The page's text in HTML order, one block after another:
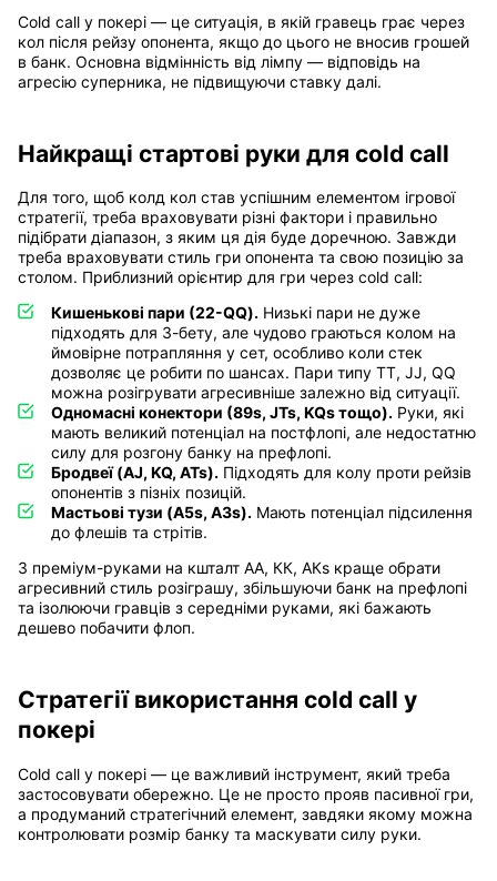
Cold call у покері — це ситуація, в якій гравець грає через
кол після рейзу опонента, якщо до цього не вносив грошей
в банк. Основна відмінність від лімпу — відповідь на
агресію суперника, не підвищуючи ставку далі.
Найкращі стартові руки для cold call
Для того, щоб колд кол став успішним елементом ігрової
стратегії, треба враховувати різні фактори і правильно
підібрати діапазон, з яким ця дія буде доречною. Завжди
треба враховувати стиль гри опонента та свою позицію за
столом. Приблизний орієнтир для гри через cold call:
Кишенькові пари (22-QQ). Низькі пари не дуже
підходять для 3-бету, але чудово граються колом на
ймовірне потрапляння у сет, особливо коли стек
дозволяє це робити по шансах. Пари типу ТТ, JJ, QQ
можна розігрувати агресивніше залежно від ситуації.
Одномасні конектори (89s, JTs, KQs тощо). Руки, які
мають великий потенціал на постфлопі, але недостатню
силу для розгону банку на префлопі.
Бродвеї (AJ, KQ, ATs). Підходять для колу проти рейзів
опонентів з пізніх позицій.
Мастьові тузи (A5s, A3s). Мають потенціал підсилення
до флешів та стрітів.
З преміум-руками на кшталт АА, КК, АКs краще обрати
агресивний стиль розіграшу, збільшуючи банк на префлопі
та ізолюючи гравців з середніми руками, які бажають
дешево побачити флоп.
Стратегії використання cold call у
покері
Cold call у покері — це важливий інструмент, який треба
застосовувати обережно. Це не просто прояв пасивної гри,
а продуманий стратегічний елемент, завдяки якому можна
контролювати розмір банку та маскувати силу руки.